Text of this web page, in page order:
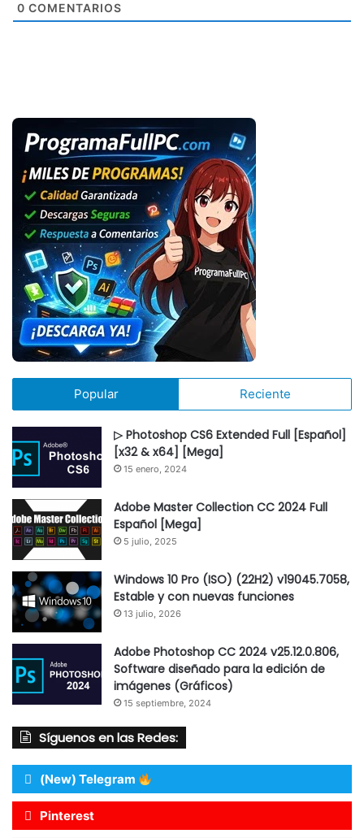
0 COMENTARIOS
Popular Reciente
▷ Photoshop CS6 Extended Full [Español]
[x32 & x64] [Mega]
15 enero, 2024
Adobe Master Collection CC 2024 Full
Español [Mega]
5 julio, 2025
Windows 10 Pro (ISO) (22H2) v19045.7058,
Estable y con nuevas funciones
13 julio, 2026
Adobe Photoshop CC 2024 v25.12.0.806,
Software diseñado para la edición de
imágenes (Gráficos)
15 septiembre, 2024
Síguenos en las Redes:
(New) Telegram
Pinterest